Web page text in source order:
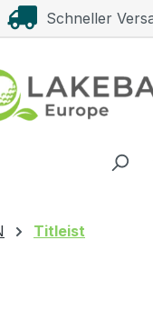
springen
Schneller
Titleist